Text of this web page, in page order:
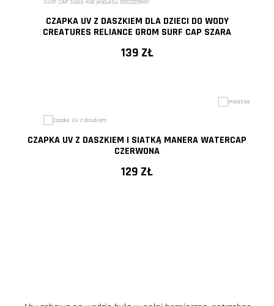
CZAPKA UV Z DASZKIEM DLA DZIECI DO WODY
CREATURES RELIANCE GROM SURF CAP SZARA
139 ZŁ
CZAPKA UV Z DASZKIEM I SIATKĄ MANERA WATERCAP
CZERWONA
129 ZŁ